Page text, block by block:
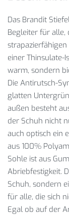
Das Brandit
Begleiter für alle,
einer Thinsulate-
warm, sondern
Die Antirutsch-
glatten
außen besteht
der Schuh nicht
auch optisch ein
aus 100%
Sohle ist aus
Abriebfestigkeit.
Schuh, sondern
für alle, die sich
Egal ob auf der